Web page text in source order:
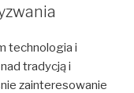
technologia i
tradycją i
zainteresowanie